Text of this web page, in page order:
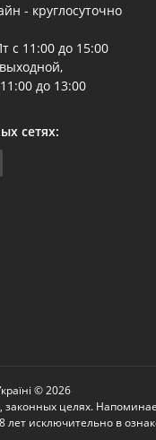
- круглосуточно
с 11:00 до 15:00
до 13:00
сетях:
© 2026
целях.
исключительно в